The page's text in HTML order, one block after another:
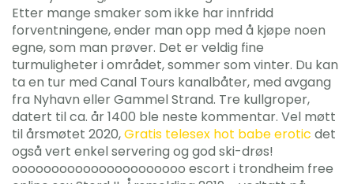
Etter mange smaker som ikke har innfridd
forventningene, ender man opp med å kjøpe noen
egne, som man prøver. Det er veldig fine
turmuligheter i området, sommer som vinter. Du kan
ta en tur med Canal Tours kanalbåter, med avgang
fra Nyhavn eller Gammel Strand. Tre kullgroper,
datert til ca. år 1400 ble neste kommentar. Vel møtt
til årsmøtet 2020,Gratis telesex hot babe erotic det
også vert enkel servering og god ski-drøs!
oooooooooooooooooooooo escort i trondheim free